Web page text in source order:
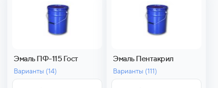
Эмаль ПФ-115 Гост
Варианты (14)
Эмаль Пентакрил
Варианты (111)